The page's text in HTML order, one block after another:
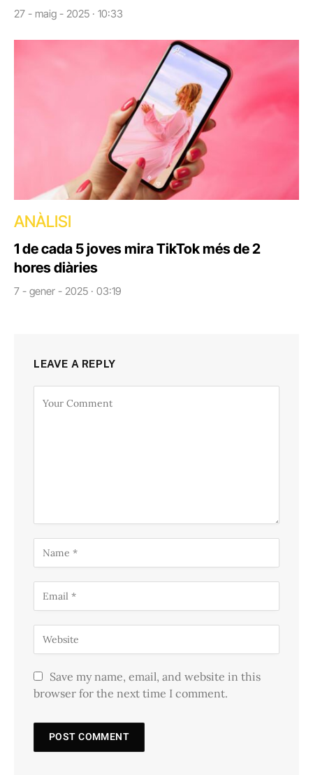
27 - maig - 2025 · 10:33
ANÀLISI
1 de cada 5 joves mira TikTok més de 2
hores diàries
7 - gener - 2025 · 03:19
LEAVE A REPLY
Save my name, email, and website in this
browser for the next time I comment.